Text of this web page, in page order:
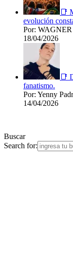
📑
evolución
Por:
18/04/2026
📑
fanatismo.
Por: Yenny
14/04/2026
Buscar
Search for: